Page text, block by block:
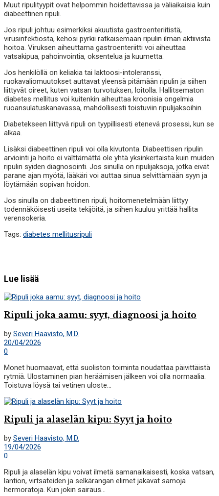
Muut ripulityypit ovat helpommin hoidettavissa ja väliaikaisia ​​kuin
diabeettinen ripuli.
Jos ripuli johtuu esimerkiksi akuutista gastroenteriitistä,
virusinfektiosta, kehosi pyrkii ratkaisemaan ripulin ilman aktiivista
hoitoa. Viruksen aiheuttama gastroenteriitti voi aiheuttaa
vatsakipua, pahoinvointia, oksentelua ja kuumetta.
Jos henkilöllä on keliakia tai laktoosi-intoleranssi,
ruokavaliomuutokset auttavat yleensä pitämään ripulin ja siihen
liittyvät oireet, kuten vatsan turvotuksen, loitolla. Hallitsematon
diabetes mellitus voi kuitenkin aiheuttaa kroonisia ongelmia
ruoansulatuskanavassa, mahdollisesti toistuviin ripulijaksoihin.
Diabetekseen liittyvä ripuli on tyypillisesti etenevä prosessi, kun se
alkaa.
Lisäksi diabeettinen ripuli voi olla kivutonta. Diabeettisen ripulin
arviointi ja hoito ei välttämättä ole yhtä yksinkertaista kuin muiden
ripulin syiden diagnosointi. Jos sinulla on ripulijaksoja, jotka eivät
parane ajan myötä, lääkäri voi auttaa sinua selvittämään syyn ja
löytämään sopivan hoidon.
Jos sinulla on diabeettinen ripuli, hoitomenetelmään liittyy
todennäköisesti useita tekijöitä, ja siihen kuuluu yrittää hallita
verensokeria.
Tags: diabetes mellitusripuli
Lue lisää
Ripuli joka aamu: syyt, diagnoosi ja hoito
by Severi Haavisto, M.D.
20/04/2026
0
Monet huomaavat, että suoliston toiminta noudattaa päivittäistä
rytmiä. Ulostaminen pian heräämisen jälkeen voi olla normaalia.
Toistuva löysä tai vetinen uloste...
Ripuli ja alaselän kipu: Syyt ja hoito
by Severi Haavisto, M.D.
19/04/2026
0
Ripuli ja alaselän kipu voivat ilmetä samanaikaisesti, koska vatsan,
lantion, virtsateiden ja selkärangan elimet jakavat samoja
hermoratoja. Kun jokin sairaus...